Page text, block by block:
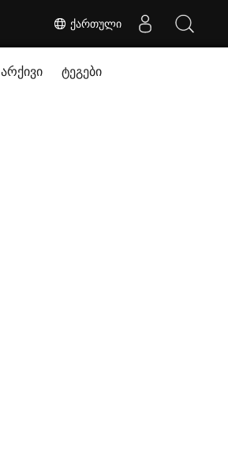
ქართული
არქივი ტეგები